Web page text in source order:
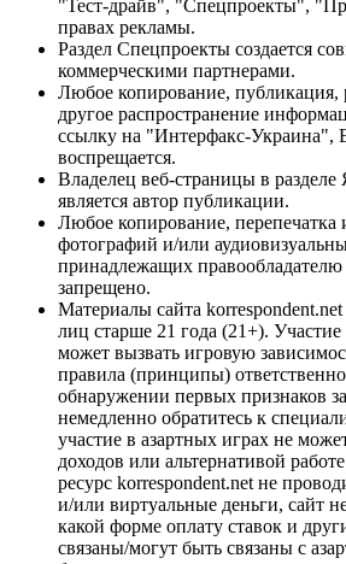
"Тест-драйв", "Спецпроекты",
правах рекламы.
Раздел Спецпроекты создается
коммерческими партнерами.
Любое копирование, публикация,
другое распространение
ссылку на "Интерфакс-Украина",
воспрещается.
Владелец веб-страницы в
является автор публикации.
Любое копирование, перепечатка
фотографий и/или
принадлежащих правообладателю
запрещено.
Материалы сайта
лиц старше 21 года (21+). Участие
может вызвать игровую
правила (принципы)
обнаружении первых признаков
немедленно обратитесь к
участие в азартных играх не
доходов или альтернативой
ресурс korrespondent.net не
и/или виртуальные деньги, сайт
какой форме оплату ставок и
связаны/могут быть связаны с